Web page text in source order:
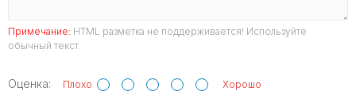
Примечание: HTML разметка не поддерживается! Используйте
обычный текст.
Оценка: Плохо Хорошо